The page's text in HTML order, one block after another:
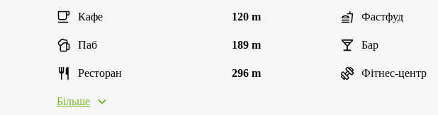
Кафе 120 m Фастфуд
Паб 189 m Бар
Ресторан 296 m Фітнес-центр
Більше